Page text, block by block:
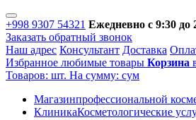
+998 9307 54321 Ежедневно с 9:30 до
Заказать обратный звонок
Наш адрес Консультант Доставка
Избранное любимые товары Корзина
Товаров: шт. На сумму: сум
Магазинпрофессиональной
КлиникаКосметологические